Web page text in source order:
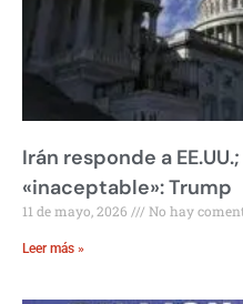
Irán responde a
«inaceptable»: Trump
11 de mayo, 2026 No hay
Leer más »